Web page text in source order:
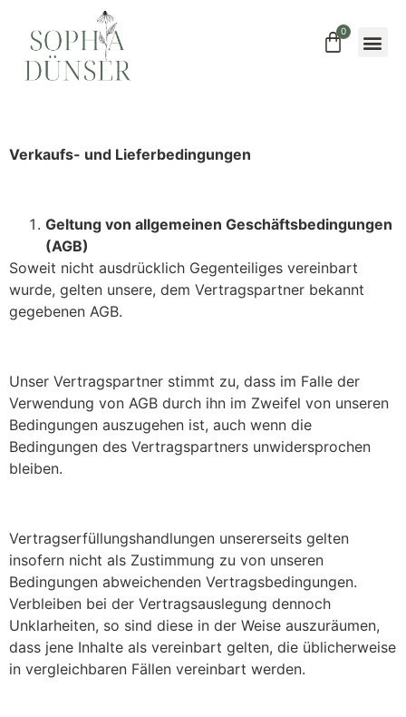
0
Verkaufs- und Lieferbedingungen
Geltung von allgemeinen Geschäftsbedingungen
(AGB)
Soweit nicht ausdrücklich Gegenteiliges vereinbart
wurde, gelten unsere, dem Vertragspartner bekannt
gegebenen AGB.
Unser Vertragspartner stimmt zu, dass im Falle der
Verwendung von AGB durch ihn im Zweifel von unseren
Bedingungen auszugehen ist, auch wenn die
Bedingungen des Vertragspartners unwidersprochen
bleiben.
Vertragserfüllungshandlungen unsererseits gelten
insofern nicht als Zustimmung zu von unseren
Bedingungen abweichenden Vertragsbedingungen.
Verbleiben bei der Vertragsauslegung dennoch
Unklarheiten, so sind diese in der Weise auszuräumen,
dass jene Inhalte als vereinbart gelten, die üblicherweise
in vergleichbaren Fällen vereinbart werden.